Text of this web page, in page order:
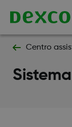
Centro